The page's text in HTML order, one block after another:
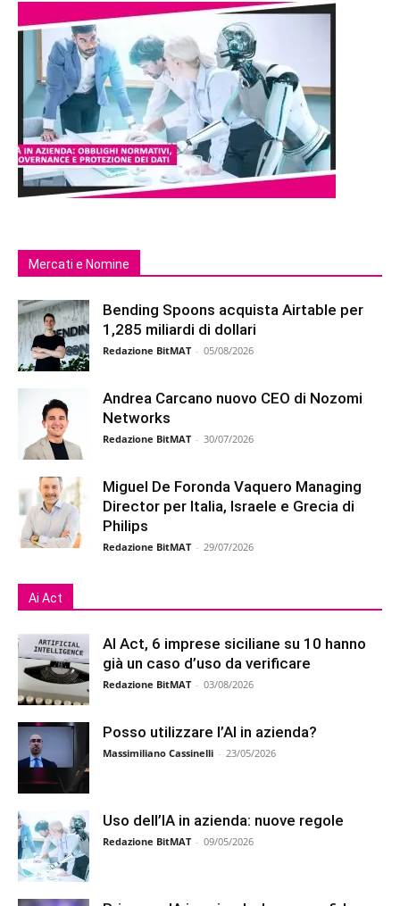
Mercati e Nomine
Bending Spoons acquista Airtable per
1,285 miliardi di dollari
Redazione BitMAT - 05/08/2026
Andrea Carcano nuovo CEO di Nozomi
Networks
Redazione BitMAT - 30/07/2026
Miguel De Foronda Vaquero Managing
Director per Italia, Israele e Grecia di
Philips
Redazione BitMAT - 29/07/2026
Ai Act
AI Act, 6 imprese siciliane su 10 hanno
già un caso d’uso da verificare
Redazione BitMAT - 03/08/2026
Posso utilizzare l’AI in azienda?
Massimiliano Cassinelli - 23/05/2026
Uso dell’IA in azienda: nuove regole
Redazione BitMAT - 09/05/2026